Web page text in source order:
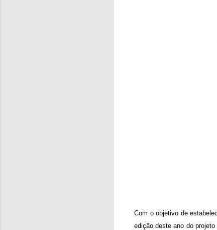
Com o objetivo de
edição deste ano do